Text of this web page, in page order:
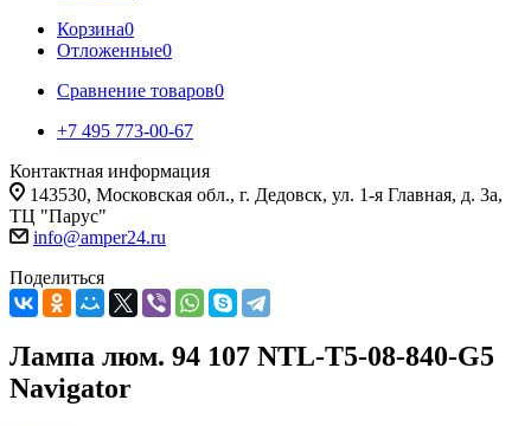
Корзина0
Отложенные0
Сравнение товаров0
+7 495 773-00-67
Контактная информация
143530, Московская обл., г. Дедовск, ул. 1-я Главная, д. 3а,
ТЦ "Парус"
info@amper24.ru
Поделиться
Лампа люм. 94 107 NTL-T5-08-840-G5
Navigator